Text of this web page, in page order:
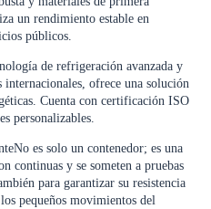
un rendimiento estable en
públicos.
de refrigeración avanzada y
ofrece una solución
Cuenta con certificación ISO
personalizables.
No es solo un contenedor; es una
continuas y se someten a pruebas
para garantizar su resistencia
pequeños movimientos del